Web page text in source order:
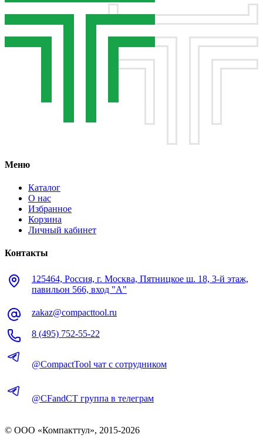
Меню
Каталог
О нас
Избранное
Корзина
Личный кабинет
Контакты
125464, Россия, г. Москва, Пятницкое ш. 18, 3-й этаж,
павильон 566, вход "А"
zakaz@compacttool.ru
8 (495) 752-55-22
@CompactTool чат с сотрудником
@CFandCT группа в телеграм
© OOO «Компакттул», 2015-2026